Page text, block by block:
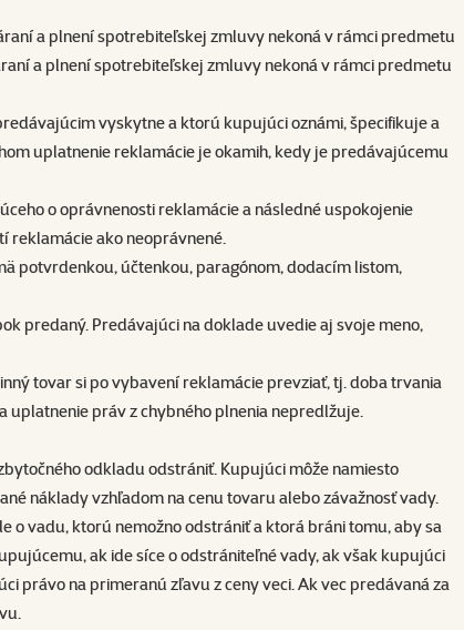
a plnení spotrebiteľskej zmluvy nekoná v rámci predmetu
a plnení spotrebiteľskej zmluvy nekoná v rámci predmetu
vyskytne a ktorú kupujúci oznámi, špecifikuje a
uplatnenie reklamácie je okamih, kedy je predávajúcemu
o oprávnenosti reklamácie a následné uspokojenie
reklamácie ako neoprávnené.
potvrdenkou, účtenkou, paragónom, dodacím listom,
predaný. Predávajúci na doklade uvedie aj svoje meno,
tovar si po vybavení reklamácie prevziať, tj. doba trvania
uplatnenie práv z chybného plnenia nepredlžuje.
odkladu odstrániť. Kupujúci môže namiesto
náklady vzhľadom na cenu tovaru alebo závažnosť vady.
o vadu, ktorú nemožno odstrániť a ktorá bráni tomu, aby sa
ak ide síce o odstrániteľné vady, ak však kupujúci
právo na primeranú zľavu z ceny veci. Ak vec predávaná za